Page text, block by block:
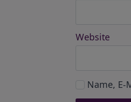
Website
Name, E-